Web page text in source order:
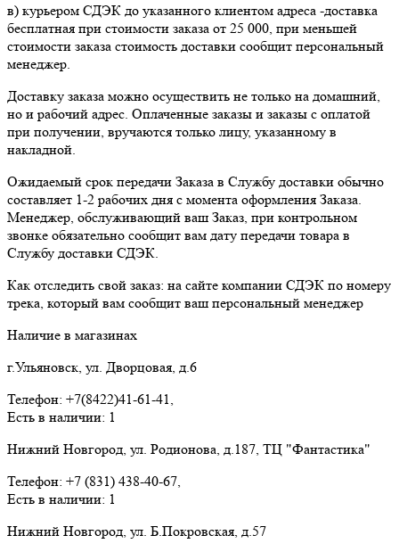
в) курьером СДЭК до указанного клиентом адреса -доставка
бесплатная при стоимости заказа от 25 000, при меньшей
стоимости заказа стоимость доставки сообщит персональный
менеджер.
Доставку заказа можно осуществить не только на домашний,
но и рабочий адрес. Оплаченные заказы и заказы с оплатой
при получении, вручаются только лицу, указанному в
накладной.
Ожидаемый срок передачи Заказа в Службу доставки обычно
составляет 1-2 рабочих дня с момента оформления Заказа.
Менеджер, обслуживающий ваш Заказ, при контрольном
звонке обязательно сообщит вам дату передачи товара в
Службу доставки СДЭК.
Как отследить свой заказ: на сайте компании СДЭК по номеру
трека, который вам сообщит ваш персональный менеджер
Наличие в магазинах
г.Ульяновск, ул. Дворцовая, д.6
Телефон: +7(8422)41-61-41,
Есть в наличии: 1
Нижний Новгород, ул. Родионова, д.187, ТЦ "Фантастика"
Телефон: +7 (831) 438-40-67,
Есть в наличии: 1
Нижний Новгород, ул. Б.Покровская, д.57